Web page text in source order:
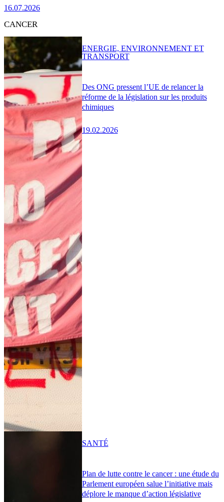
16.07.2026
CANCER
Des ONG pressent l’UE de relancer la
réforme de la législation sur les produits
chimiques
19.02.2026
ENERGIE, ENVIRONNEMENT ET
TRANSPORT
Plan de lutte contre le cancer : une étude du
Parlement européen salue l’initiative mais
déplore le manque d’action législative
SANTÉ